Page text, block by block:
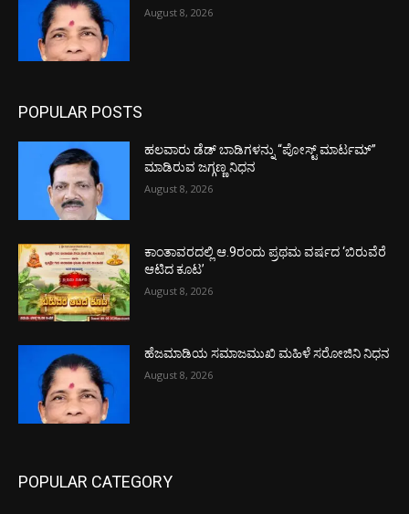
August 8, 2026
POPULAR POSTS
ಹಲವಾರು ಡೆಡ್ ಬಾಡಿಗಳನ್ನು “ಪೋಸ್ಟ್ ಮಾರ್ಟಮ್”
ಮಾಡಿರುವ ಜಗ್ಗಣ್ಣ ನಿಧನ
August 8, 2026
ಕಾಂತಾವರದಲ್ಲಿ ಆ.9ರಂದು ಪ್ರಥಮ ವರ್ಷದ ‘ಬಿರುವೆರೆ
ಆಟಿದ ಕೂಟ’
August 8, 2026
ಹೆಜಮಾಡಿಯ ಸಮಾಜಮುಖಿ ಮಹಿಳೆ ಸರೋಜಿನಿ ನಿಧನ
August 8, 2026
POPULAR CATEGORY